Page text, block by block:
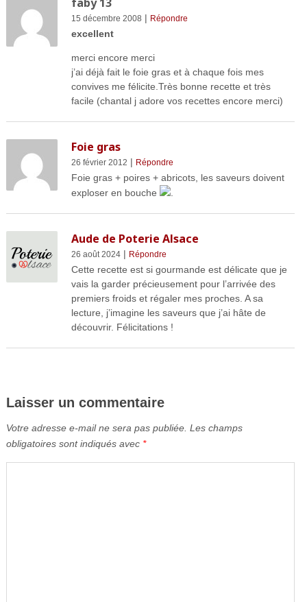
15 décembre 2008 | Répondre
excellent
merci encore merci
j’ai déjà fait le foie gras et à chaque fois mes
convives me félicite.Très bonne recette et très
facile (chantal j adore vos recettes encore merci)
Foie gras
26 février 2012 | Répondre
Foie gras + poires + abricots, les saveurs doivent
exploser en bouche
.
Aude de Poterie Alsace
26 août 2024| Répondre
Cette recette est si gourmande est délicate que je
vais la garder précieusement pour l’arrivée des
premiers froids et régaler mes proches. A sa
lecture, j’imagine les saveurs que j’ai hâte de
découvrir. Félicitations !
Laisser un commentaire
Votre adresse e-mail ne sera pas publiée. Les champs
obligatoires sont indiqués avec *